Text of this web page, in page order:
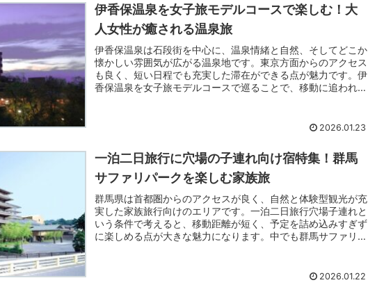
伊香保温泉を女子旅モデルコースで楽しむ！大
人女性が癒される温泉旅
伊香保温泉は石段街を中心に、温泉情緒と自然、そしてどこか
懐かしい雰囲気が広がる温泉地です。東京方面からのアクセス
も良く、短い日程でも充実した滞在ができる点が魅力です。伊
香保温泉を女子旅モデルコースで巡ることで、移動に追われる
少し離れて心を整えたい大人女性にぴったりです。 2026.01.23
一泊二日旅行に穴場の子連れ向け宿特集！群馬
サファリパークを楽しむ家族旅
群馬県は首都圏からのアクセスが良く、自然と体験型観光が充
実した家族旅行向けのエリアです。一泊二日旅行穴場子連れと
いう条件で考えると、移動距離が短く、予定を詰め込みすぎず
に楽しめる点が大きな魅力になります。中でも群馬サファリパ
ルに泊まり、しっかり休むことで、`子どもも大人も余裕を持
2026.01.22